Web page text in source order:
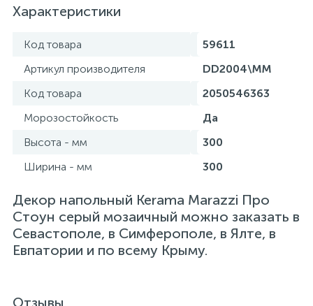
Характеристики
Код товара
59611
Артикул производителя
DD2004\MM
Код товара
2050546363
Морозостойкость
Да
Высота - мм
300
Ширина - мм
300
Декор напольный Kerama Marazzi Про
Стоун серый мозаичный можно заказать в
Севастополе, в Симферополе, в Ялте, в
Евпатории и по всему Крыму.
Отзывы